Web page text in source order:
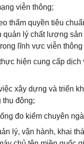
viễn thông;
thẩm quyền tiêu
quản lý chất lượng sản
lĩnh vực viễn thông
hiện cung cấp dịch
xây dựng và triển
thụ động;
đo kiểm chuyên
lý, vận hành, khai